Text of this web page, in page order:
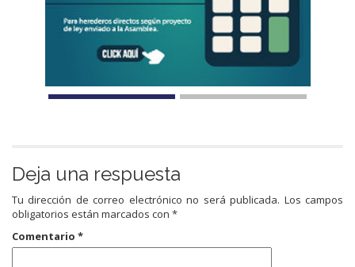
Deja una respuesta
Tu dirección de correo electrónico no será publicada. Los campos
obligatorios están marcados con *
Comentario *